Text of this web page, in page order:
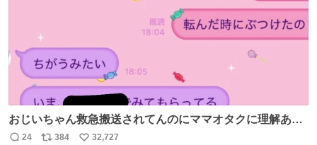
おじいちゃん救急搬送されてんのにママオタクに理解あっ
て不謹慎だけどウケる
24 384
32,727